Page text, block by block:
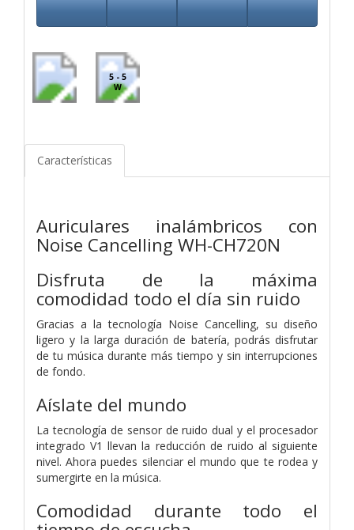
5 - 5
W
Características
Auriculares inalámbricos con
Noise Cancelling WH-CH720N
Disfruta de la máxima
comodidad todo el día sin ruido
Gracias a la tecnología Noise Cancelling, su diseño
ligero y la larga duración de batería, podrás disfrutar
de tu música durante más tiempo y sin interrupciones
de fondo.
Aíslate del mundo
La tecnología de sensor de ruido dual y el procesador
integrado V1 llevan la reducción de ruido al siguiente
nivel. Ahora puedes silenciar el mundo que te rodea y
sumergirte en la música.
Comodidad durante todo el